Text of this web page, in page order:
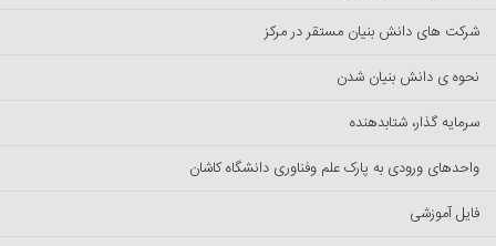
شرکت های دانش بنیان مستقر در مرکز
نحوه ی دانش بنیان شدن
سرمایه گذار، شتابدهنده
واحدهای ورودی به پارک علم وفناوری دانشگاه کاشان
فایل آموزشی